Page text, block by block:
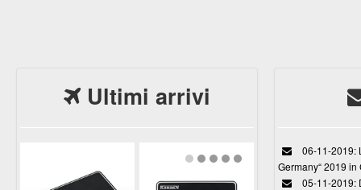
Ultimi arrivi
06-11-2019:
Germany“ 2019
05-11-2019: